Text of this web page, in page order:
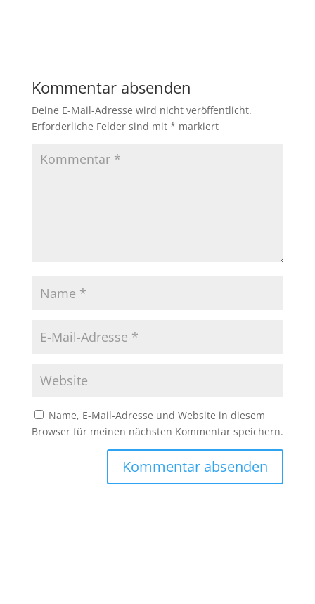
Kommentar absenden
Deine E-Mail-Adresse wird nicht veröffentlicht.
Erforderliche Felder sind mit * markiert
Name, E-Mail-Adresse und Website in diesem
Browser für meinen nächsten Kommentar speichern.